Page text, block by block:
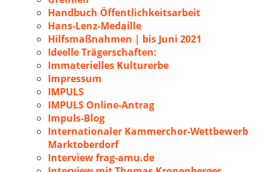
Handbuch Öffentlichkeitsarbeit
Hans-Lenz-Medaille
Hilfsmaßnahmen | bis Juni 2021
Ideelle Trägerschaften:
Immaterielles Kulturerbe
Impressum
IMPULS
IMPULS Online-Antrag
Impuls-Blog
Internationaler Kammerchor-Wettbewerb
Marktoberdorf
Interview frag-amu.de